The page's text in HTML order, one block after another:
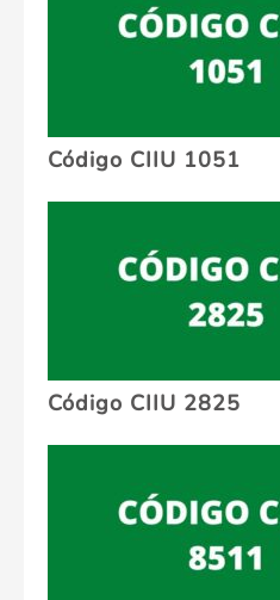
Código CIIU 1051
Código CIIU 2825